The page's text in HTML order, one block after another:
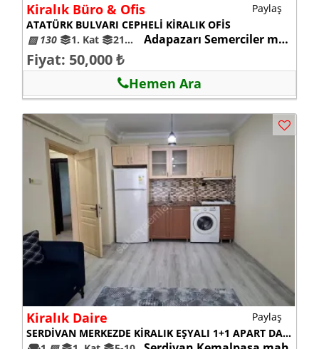
Kiralık Büro & Ofis
ATATÜRK BULVARI CEPHELİ KİRALIK OFİS
▨ 130
1. Kat 21-25 Adapazarı Semerciler mah.
Fiyat: 50,000 ₺
Hemen Ara
Paylaş
Kiralık Daire
SERDİVAN MERKEZDE KİRALIK EŞYALI 1+1 APART DAİRE
Paylaş